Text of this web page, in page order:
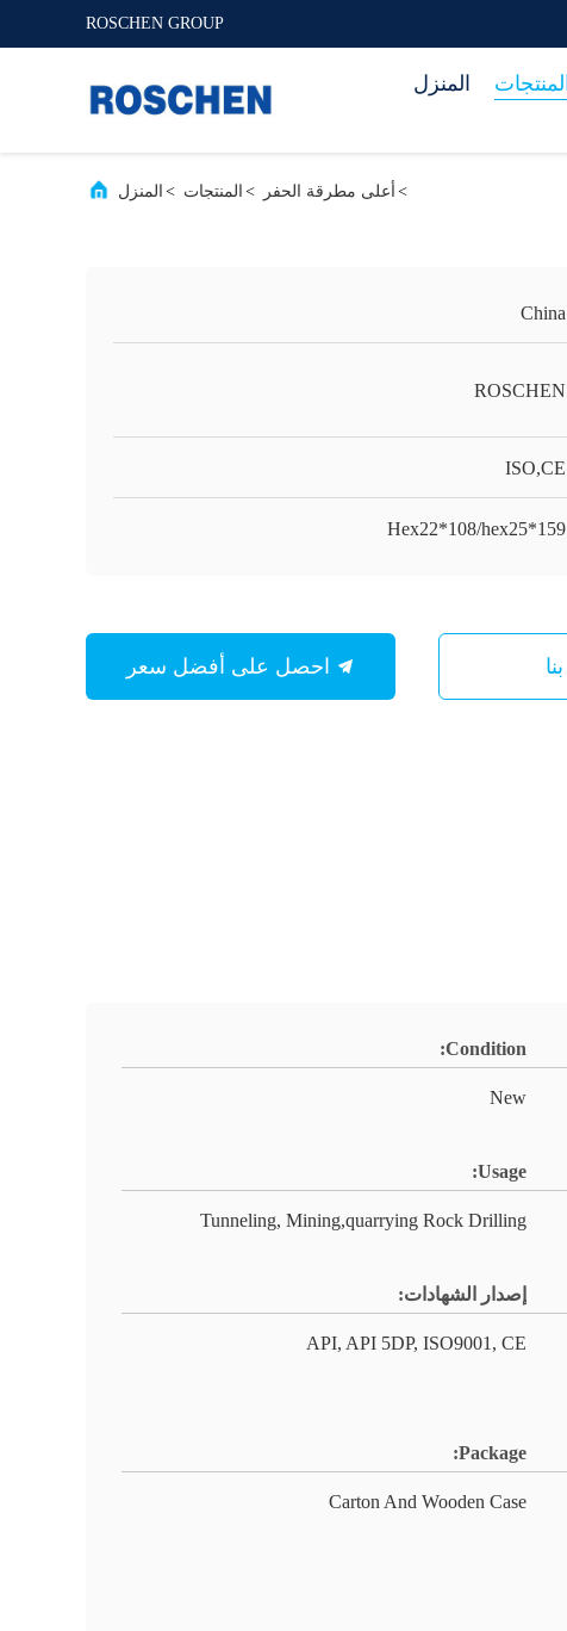
ROSCHEN GROUP
المنزل المنتجات
المنزل > المنتجات > أعلى مطرقة الحفر >
China
ROSCHEN
ISO,CE
Hex22*108/hex25*159
Condition:
New
Usage:
Tunneling, Mining,quarrying Rock Drilling
إصدار الشهادات:
API, API 5DP, ISO9001, CE
Package:
Carton And Wooden Case